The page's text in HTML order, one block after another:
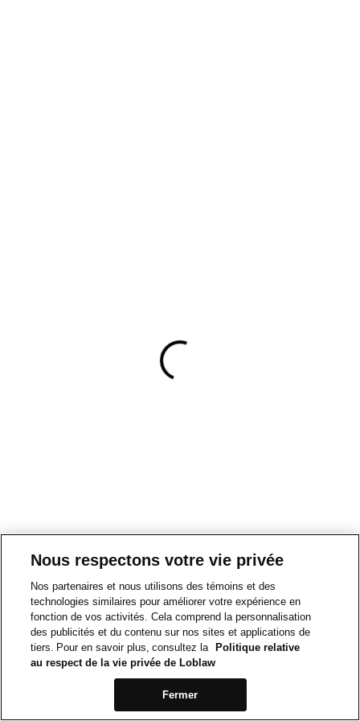
Nous respectons votre vie privée
Nos partenaires et nous utilisons des témoins et des
technologies similaires pour améliorer votre expérience en
fonction de vos activités. Cela comprend la personnalisation
des publicités et du contenu sur nos sites et applications de
tiers. Pour en savoir plus, consultez la
Politique relative
au respect de la vie privée de Loblaw
Fermer